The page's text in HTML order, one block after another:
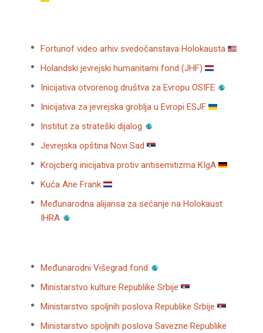
Fortunof video arhiv svedočanstava Holokausta
Holandski jevrejski humanitarni fond (JHF)
Inicijativa otvorenog društva za Evropu OSIFE
Inicijativa za jevrejska groblja u Evropi ESJF
Institut za strateški dijalog
Jevrejska opština Novi Sad
Krojcberg inicijativa protiv antisemitizma KIgA
Kuća Ane Frank
Međunarodna alijansa za sećanje na Holokaust
IHRA
Međunarodni Višegrad fond
Ministarstvo kulture Republike Srbije
Ministarstvo spoljnih poslova Republike Srbije
Ministarstvo spoljnih poslova Savezne Republike